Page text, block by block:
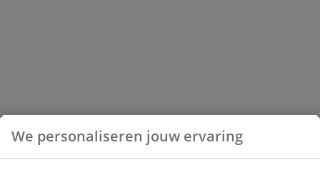
We personaliseren jouw ervaring